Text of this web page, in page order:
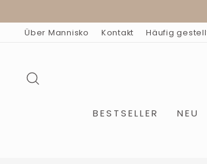
InhaltÜber Mannisko Kontakt Häufig
BESTSELLER NEU